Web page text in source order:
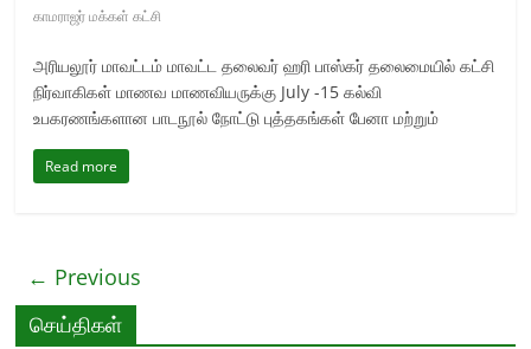
காமராஜர் மக்கள் கட்சி
அரியலூர் மாவட்டம் மாவட்ட தலைவர் ஹரி பாஸ்கர் தலைமையில் கட்சி
நிர்வாகிகள் மாணவ மாணவியருக்கு July -15 கல்வி
உபகரணங்களான பாடநூல் நோட்டு புத்தகங்கள் பேனா மற்றும்
Read more
← Previous
செய்திகள்